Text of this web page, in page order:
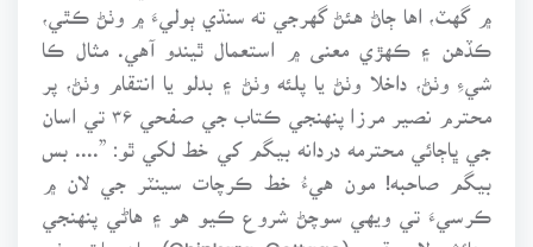
۾ گهٽ، اها ڄاڻ هئڻ گهرجي ته سنڌي ٻوليءَ ۾ وٺڻ ڪٿي،
ڪڏهن ۽ ڪهڙي معنى ۾ استعمال ٿيندو آهي. مثال ڪا
شيءِ وٺڻ، داخلا وٺڻ يا پلئه وٺڻ ۽ بدلو يا انتقام وٺڻ، پر
محترم نصير مرزا پنهنجي ڪتاب جي صفحي ۳۶ تي اسان
جي ڀاڄائي محترمه دردانه بيگم کي خط لکي ٿو: ”.... بس
بيگم صاحبه! مون هيءُ خط ڪرچات سينٽر جي لان ۾
ڪرسيءَ تي ويهي سوچڻ شروع ڪيو هو ۽ هاڻي پنهنجي
رهائش لاءِ مقرر (Chinkara Cottage) مان باٿ وٺي